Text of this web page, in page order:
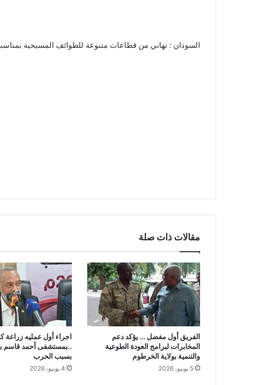
السودان : تهاني من قطاعات متنوعة للطوائف المسيحية بمناسبة
مقالات ذات صلة
الفريق أول مفضل … يؤكد دعم
المخابرات لبرامج العودة الطوعية
والتنمية بولاية الخرطوم
5 يونيو، 2026
اجراء أول عمليه زراعة
..بمستشفى أحمد قاسم
بسبب الحرب
4 يونيو، 2026